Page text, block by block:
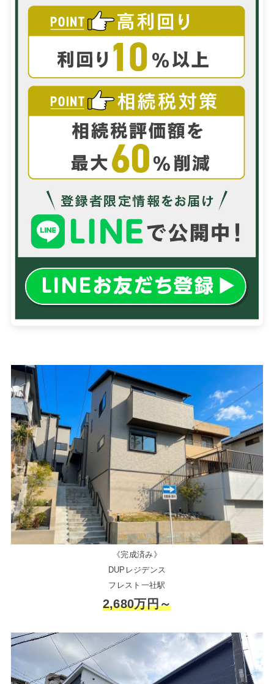
《完成済み》
DUPレジデンス
フレスト一社駅
2,680万円～